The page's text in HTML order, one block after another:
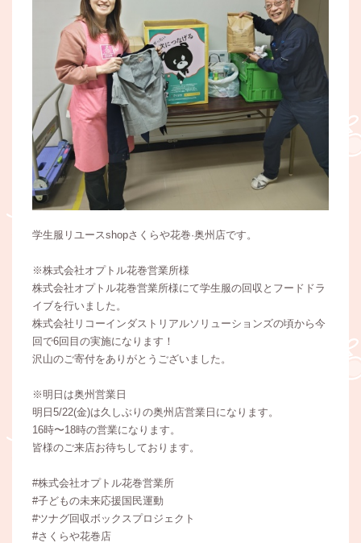
学生服リユースshopさくらや花巻·奥州店です。
※株式会社オプトル花巻営業所様
株式会社オプトル花巻営業所様にて学生服の回収とフードドラ
イブを行いました。
株式会社リコーインダストリアルソリューションズの頃から今
回で6回目の実施になります！
沢山のご寄付をありがとうございました。
※明日は奥州営業日
明日5/22(金)は久しぶりの奥州店営業日になります。
16時〜18時の営業になります。
皆様のご来店お待ちしております。
#株式会社オプトル花巻営業所
#子どもの未来応援国民運動
#ツナグ回収ボックスプロジェクト
#さくらや花巻店